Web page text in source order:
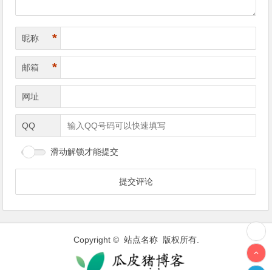
昵称 *
邮箱 *
网址
QQ
滑动解锁才能提交
Copyright © 站点名称 版权所有.